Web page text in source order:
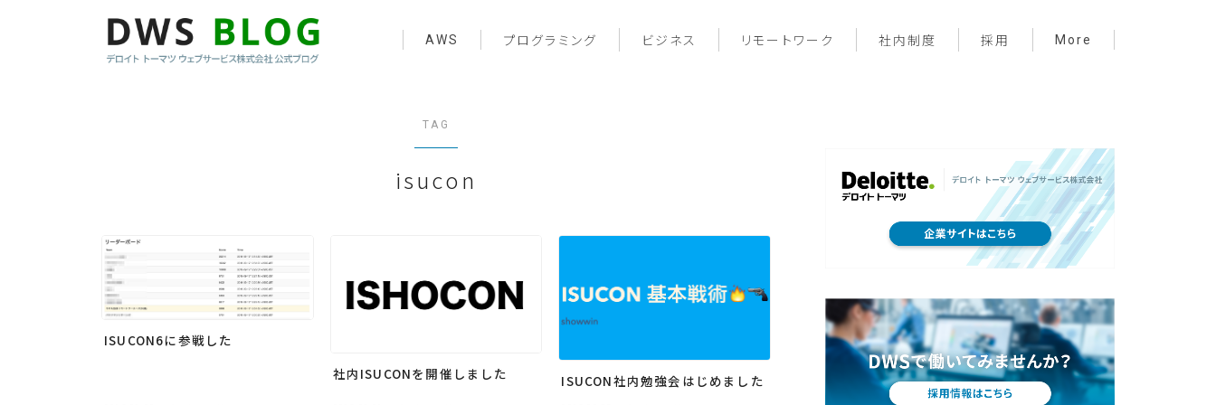
AWS プログラミング ビジネス リモートワーク 社内制度 採用 More
サーバーレス
プライベート
メンバー紹介
TAG
isucon
ISUCON6に参戦した
社内ISUCONを開催しました ISUCON社内勉強会はじめました